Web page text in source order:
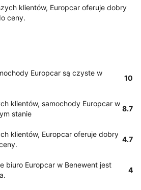
klientów, Europcar oferuje dobry
ceny.
Europcar są czyste w
10
klientów, samochody Europcar w
stanie
8.7
klientów, Europcar oferuje dobry
4.7
biuro Europcar w Benewent jest
4